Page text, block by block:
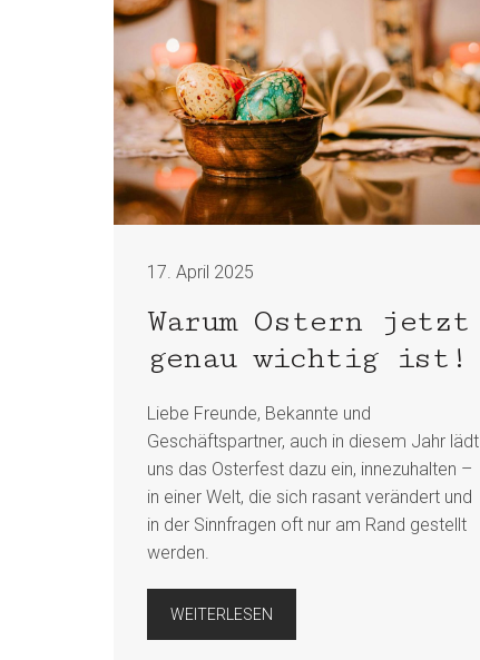
17. April 2025
Warum Ostern jetzt
genau wichtig ist!
Liebe Freunde, Bekannte und
Geschäftspartner, auch in diesem Jahr lädt
uns das Osterfest dazu ein, innezuhalten –
in einer Welt, die sich rasant verändert und
in der Sinnfragen oft nur am Rand gestellt
werden.
WEITERLESEN